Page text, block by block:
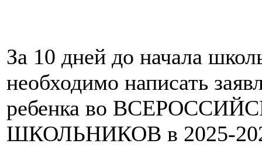
За 10 дней до начала
необходимо написать
ребенка во
ШКОЛЬНИКОВ в 2025-